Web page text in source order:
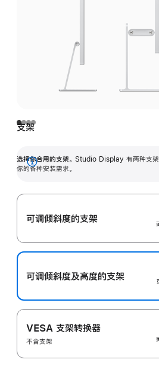
支架
选择你合用的支架。 Studio Display 有两种支架
你的各种安装需求。
展
可调倾斜度的支架
可调倾斜度及高‍度的支‍架
VESA 支架转换器
不含支架